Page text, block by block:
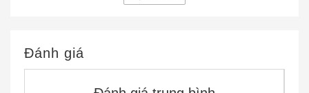
doanh tại Hồ Chí Minh và Hà Nội nếu bạn cần trợ giúp
thông tin về Cisco Switches C1000FE-24P-4G-L chính
Đánh giá